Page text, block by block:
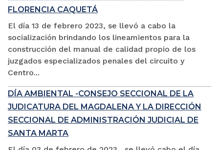
FLORENCIA CAQUETÁ
El día 13 de febrero 2023, se llevó a cabo la
socialización brindando los lineamientos para la
construcción del manual de calidad propio de los
juzgados especializados penales del circuito y
Centro...
DÍA AMBIENTAL -CONSEJO SECCIONAL DE LA
JUDICATURA DEL MAGDALENA Y LA DIRECCIÓN
SECCIONAL DE ADMINISTRACIÓN JUDICIAL DE
SANTA MARTA